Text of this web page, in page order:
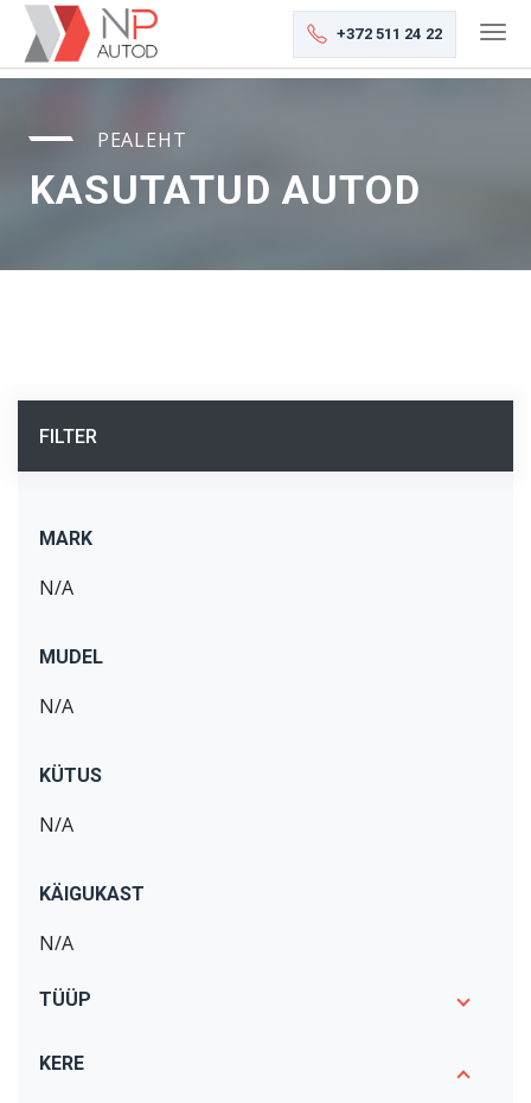
+372 511 24 22
PEALEHT
KASUTATUD AUTOD
FILTER
MARK
N/A
MUDEL
N/A
KÜTUS
N/A
KÄIGUKAST
N/A
TÜÜP
KERE